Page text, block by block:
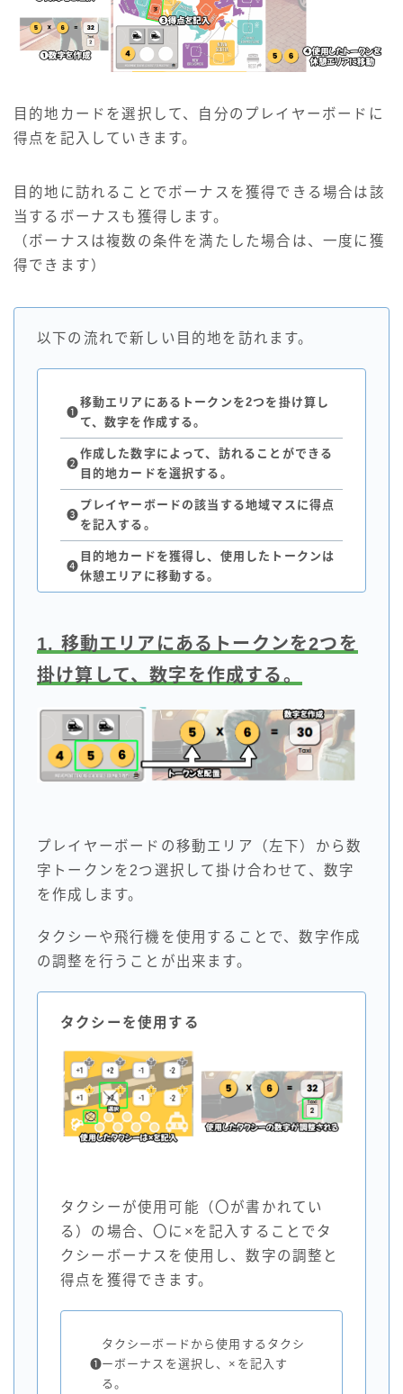
目的地カードを選択して、自分のプレイヤーボードに
得点を記入していきます。
目的地に訪れることでボーナスを獲得できる場合は該
当するボーナスも獲得します。
（ボーナスは複数の条件を満たした場合は、一度に獲
得できます）
以下の流れで新しい目的地を訪れます。
❶
移動エリアにあるトークンを2つを掛け算し
て、数字を作成する。
❷
作成した数字によって、訪れることができる
目的地カードを選択する。
❸
プレイヤーボードの該当する地域マスに得点
を記入する。
❹
目的地カードを獲得し、使用したトークンは
休憩エリアに移動する。
1. 移動エリアにあるトークンを2つを
掛け算して、数字を作成する。
プレイヤーボードの移動エリア（左下）から数
字トークンを2つ選択して掛け合わせて、数字
を作成します。
タクシーや飛行機を使用することで、数字作成
の調整を行うことが出来ます。
タクシーを使用する
タクシーが使用可能（〇が書かれてい
る）の場合、〇に×を記入することでタ
クシーボーナスを使用し、数字の調整と
得点を獲得できます。
❶
タクシーボードから使用するタクシ
ーボーナスを選択し、×を記入す
る。